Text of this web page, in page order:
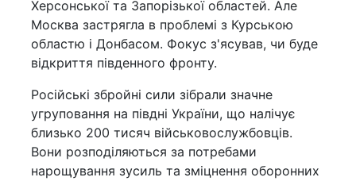
Херсонської та Запорізької областей. Але
Москва застрягла в проблемі з Курською
областю і Донбасом. Фокус з'ясував, чи буде
відкриття південного фронту.
Російські збройні сили зібрали значне
угруповання на півдні України, що налічує
близько 200 тисяч військовослужбовців.
Вони розподіляються за потребами
нарощування зусиль та зміцнення оборонних